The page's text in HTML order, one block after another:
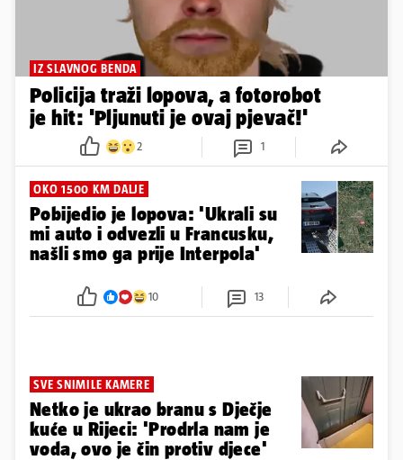
IZ SLAVNOG BENDA
Policija traži lopova, a fotorobot
je hit: 'Pljunuti je ovaj pjevač!'
2 1
OKO 1500 KM DALJE
Pobijedio je lopova: 'Ukrali su
mi auto i odvezli u Francusku,
našli smo ga prije Interpola'
10 13
SVE SNIMILE KAMERE
Netko je ukrao branu s Dječje
kuće u Rijeci: 'Prodrla nam je
voda, ovo je čin protiv djece'